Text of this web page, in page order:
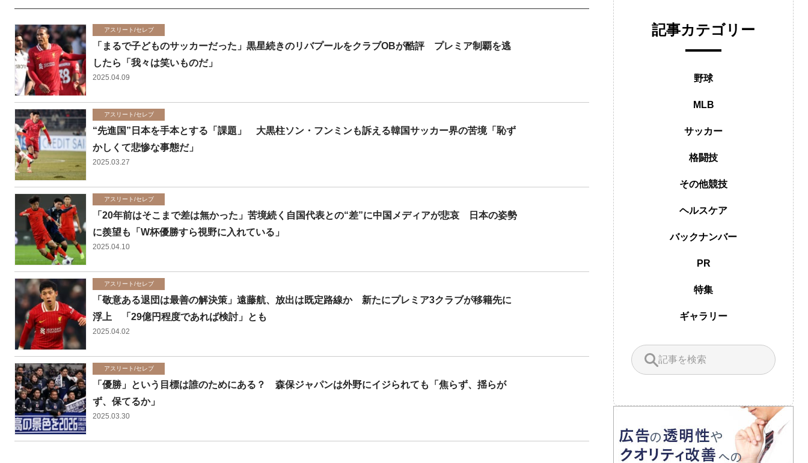
アスリート/セレブ
「まるで子どものサッカーだった」黒星続きのリバプールをクラブOBが酷評 プレミア制覇を逃
したら「我々は笑いものだ」
2025.04.09
アスリート/セレブ
“先進国”日本を手本とする「課題」 大黒柱ソン・フンミンも訴える韓国サッカー界の苦境「恥ず
かしくて悲惨な事態だ」
2025.03.27
アスリート/セレブ
「20年前はそこまで差は無かった」苦境続く自国代表との“差”に中国メディアが悲哀 日本の姿勢
に羨望も「W杯優勝すら視野に入れている」
2025.04.10
アスリート/セレブ
「敬意ある退団は最善の解決策」遠藤航、放出は既定路線か 新たにプレミア3クラブが移籍先に
浮上 「29億円程度であれば検討」とも
2025.04.02
アスリート/セレブ
「優勝」という目標は誰のためにある？ 森保ジャパンは外野にイジられても「焦らず、揺らが
ず、保てるか」
2025.03.30
記事カテゴリー
野球
MLB
サッカー
格闘技
その他競技
ヘルスケア
バックナンバー
PR
特集
ギャラリー